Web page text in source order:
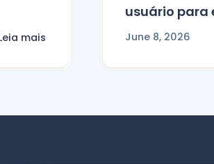
mais
usuário para
June 8, 2026